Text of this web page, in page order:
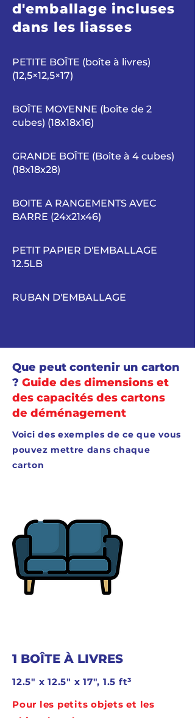
d'emballage incluses
dans les liasses
PETITE BOÎTE (boîte à livres)
(12,5×12,5×17)
BOÎTE MOYENNE (boîte de 2
cubes) (18x18x16)
GRANDE BOÎTE (Boîte à 4 cubes)
(18x18x28)
BOITE A RANGEMENTS AVEC
BARRE (24x21x46)
PETIT PAPIER D'EMBALLAGE
12.5LB
RUBAN D'EMBALLAGE
Que peut contenir un carton
? Guide des dimensions et
des capacités des cartons
de déménagement
Voici des exemples de ce que vous
pouvez mettre dans chaque
carton
1 BOÎTE À LIVRES
12.5" x 12.5" x 17", 1.5 ft³
Pour les petits objets et les